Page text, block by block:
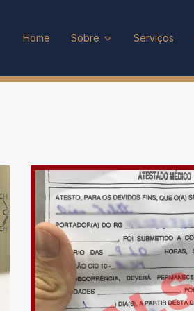
Home Sobre Serviços